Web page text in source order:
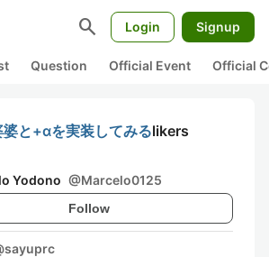
search Login Signup
Question Official Event Official
と+αを実装してみるlikers
Yodono @Marcelo0125
Follow
sayuprc